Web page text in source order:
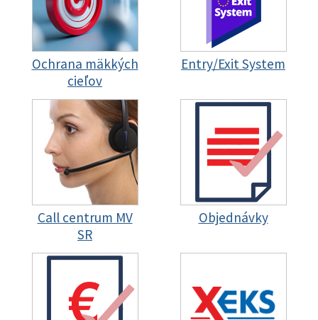
Ochrana mäkkých
cieľov
Entry/Exit System
Call centrum MV
SR
Objednávky